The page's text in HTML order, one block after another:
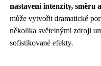
nastavení intenzity, směru
může vytvořit dramatické
několika světelnými zdroji
sofistikované efekty.